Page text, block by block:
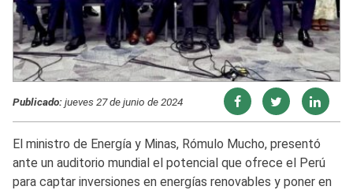
Publicado:jueves 27 de junio de 2024
El ministro de Energía y Minas, Rómulo Mucho, presentó
ante un auditorio mundial el potencial que ofrece el Perú
para captar inversiones en energías renovables y poner en